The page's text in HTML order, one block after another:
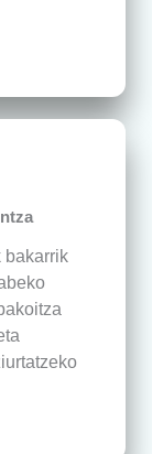
bakarrik